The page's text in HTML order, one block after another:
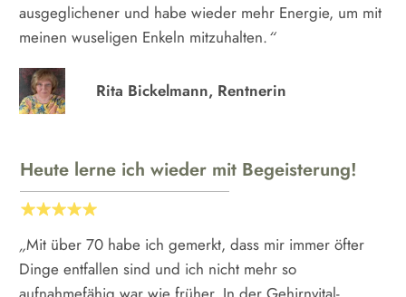
ausgeglichener und habe wieder mehr Energie, um mit
meinen wuseligen Enkeln mitzuhalten.“
Rita Bickelmann, Rentnerin
Heute lerne ich wieder mit Begeisterung!
„Mit über 70 habe ich gemerkt, dass mir immer öfter
Dinge entfallen sind und ich nicht mehr so